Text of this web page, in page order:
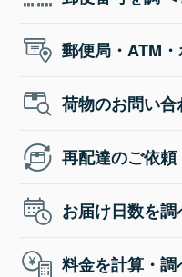
郵便局・ATM
荷物のお問い合
再配達のご依頼
お届け日数を調
料金を計算・調